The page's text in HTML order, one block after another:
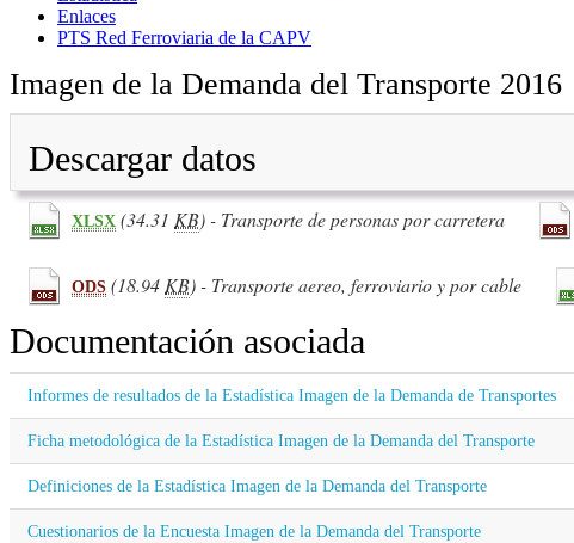
Enlaces
PTS Red Ferroviaria de la CAPV
Imagen de la Demanda del Transporte 2016
Descargar datos
XLSX (34.31 KB) - Transporte de personas por carretera
ODS (18.94KB) - Transporte aereo, ferroviario y por cable
Documentación asociada
Informes de resultados de la Estadística Imagen de la Demanda de Transportes
Ficha metodológica de la Estadística Imagen de la Demanda del Transporte
Definiciones de la Estadística Imagen de la Demanda del Transporte
Cuestionarios de la Encuesta Imagen de la Demanda del Transporte